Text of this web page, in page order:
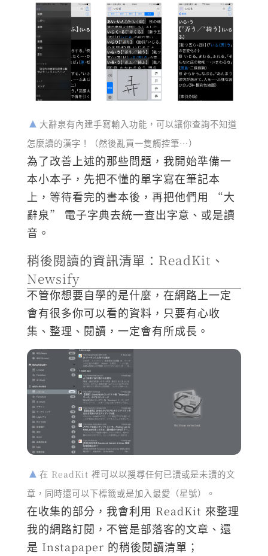
大辭泉有內建手寫輸入功能，可以讓你查詢不知道
怎麼讀的漢字！（然後亂買一隻觸控筆…）
為了改善上述的那些問題，我開始準備一
本小本子，先把不懂的單字寫在筆記本
上，等待看完的書本後，再把他們用 “大
辭泉” 電子字典去統一查出字意、或是讀
音。
稍後閱讀的資訊清單：ReadKit、
Newsify
不管你想要自學的是什麼，在網路上一定
會有很多你可以看的資料，只要有心收
集、整理、閱讀，一定會有所成長。
在 ReadKit 裡可以以搜尋任何已讀或是未讀的文
章，同時還可以下標籤或是加入最愛（星號）。
在收集的部分，我會利用 ReadKit 來整理
我的網路訂閱，不管是部落客的文章、還
是 Instapaper 的稍後閱讀清單；